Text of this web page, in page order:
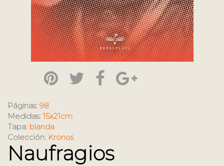
Páginas: 98
Medidas: 15x21cm
Tapa: blanda
Colección: Kronos
Naufragios